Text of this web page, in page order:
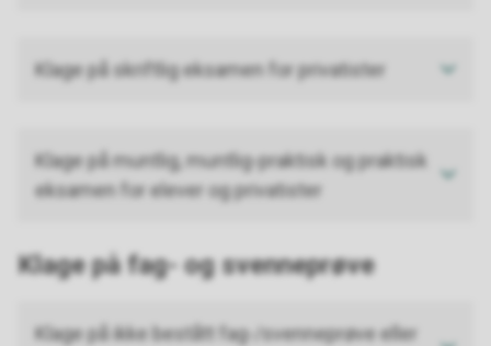
Klage på skriftlig eksamen for privatister
Klage på muntlig, muntlig-praktisk og praktisk
eksamen for elever og privatister
Klagepå fag- og svenneprøve
Klage på ikke bestått fag-/svenneprøve eller